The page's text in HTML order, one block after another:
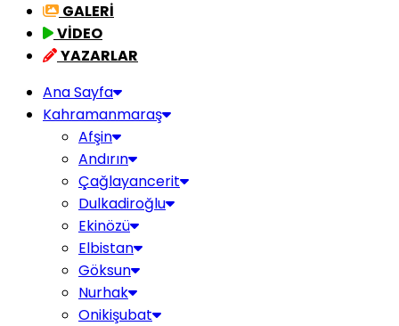
GALERİ
VİDEO
YAZARLAR
Ana Sayfa
Kahramanmaraş
Afşin
Andırın
Çağlayancerit
Dulkadiroğlu
Ekinözü
Elbistan
Göksun
Nurhak
Onikişubat